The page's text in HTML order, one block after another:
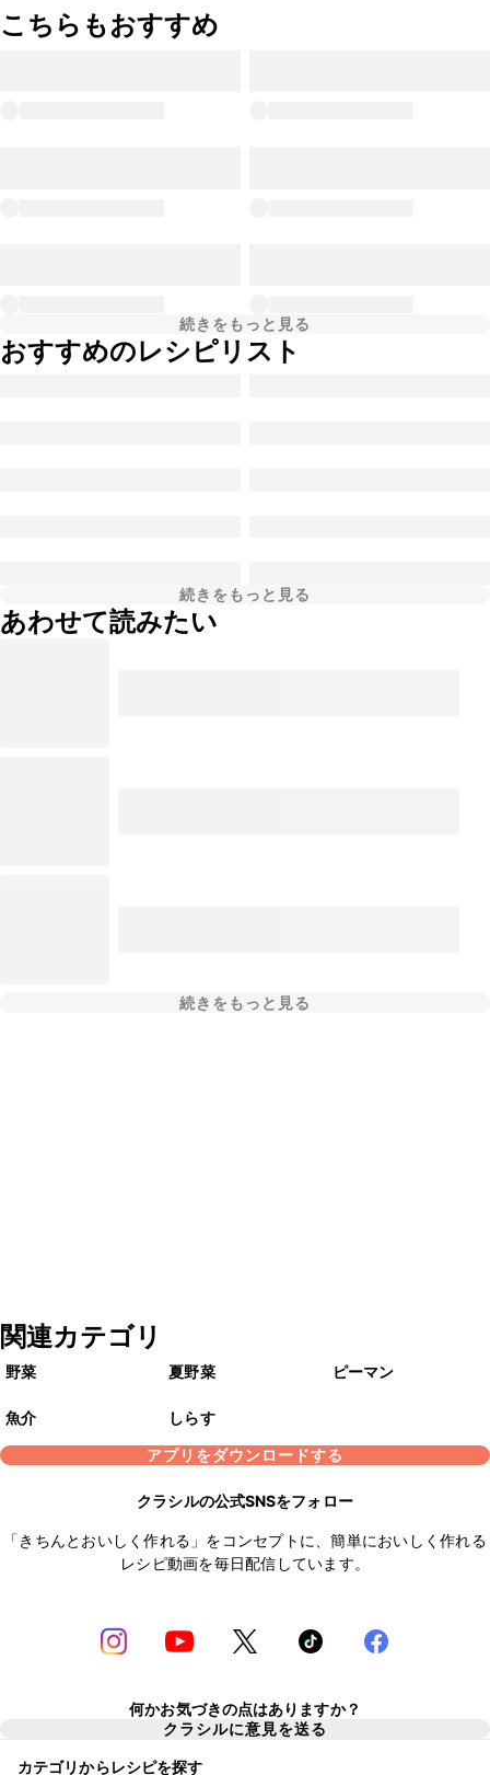
こちらもおすすめ
続きをもっと見る
おすすめのレシピリスト
続きをもっと見る
あわせて読みたい
続きをもっと見る
関連カテゴリ
野菜 夏野菜 ピーマン
魚介
しらす
アプリをダウンロードする
クラシルの公式SNSをフォロー
「きちんとおいしく作れる」をコンセプトに、簡単においしく作れる
レシピ動画を毎日配信しています。
何かお気づきの点はありますか？
クラシルに意見を送る
カテゴリからレシピを探す